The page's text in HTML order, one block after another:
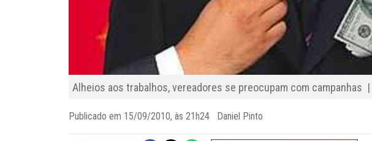
Alheios aos trabalhos, vereadores se preocupam com campanhas |
Publicado em 15/09/2010, às 21h24 Daniel Pinto